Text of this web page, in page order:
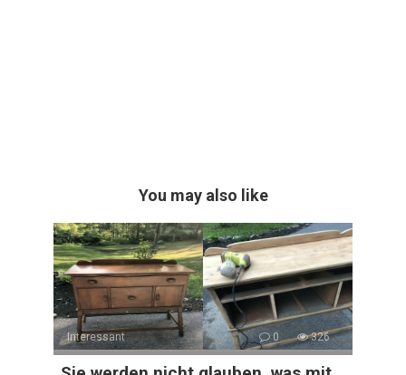
You may also like
Interessant 0 326